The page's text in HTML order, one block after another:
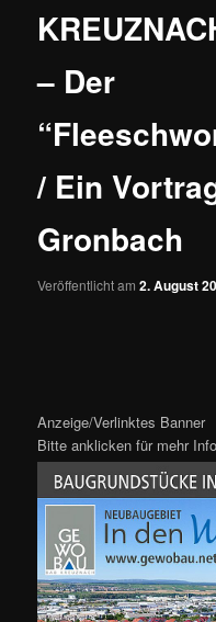
– Der
/ Ein
Gronbach
Veröffentlicht am2. August
Anzeige/Verlinktes Banner
Bitte anklicken für mehr